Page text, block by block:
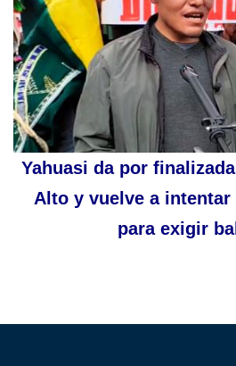
Yahuasi da por
Alto y vuelve a intentar
para exigir